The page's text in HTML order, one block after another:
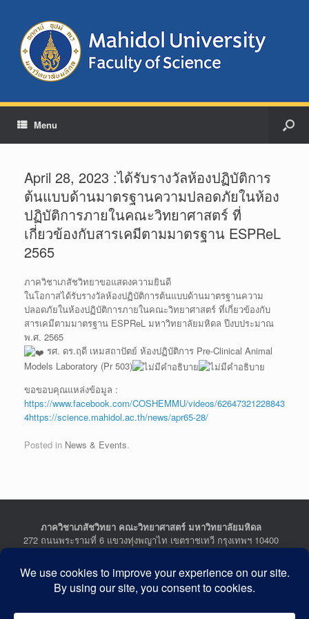
Menu
April 28, 2023 :ได้รับรางวัลห้องปฏิบัติการ
ต้นแบบด้านมาตรฐานความปลอดภัยในห้อง
ปฏิบัติการภายในคณะวิทยาศาสตร์ ที่
เกี่ยวข้องกับสารเคมีตามมาตรฐาน ESPReL
2565
ภาควิชาเภสัชวิทยาขอแสดงความยินดี
ในโอกาสได้รับรางวัลห้องปฏิบัติการต้นแบบด้านมาตรฐานความ
ปลอดภัยในห้องปฏิบัติการภายในคณะวิทยาศาสตร์ ที่เกี่ยวข้องกับ
สารเคมีตามมาตรฐาน ESPReL มหาวิทยาลัยมหิดล ปีงบประมาณ
พ.ศ. 2565
รศ. ดร.ฤดี เหมสถาปัตย์ ห้องปฏิบัติการ Pre-Clinical Animal
Models Laboratory (Pr 503)
ขอขอบคุณแหล่งข้อมูล :
https://www.facebook.com/COSHEMMU/videos/62647321228843
4https://science.mahidol.ac.th/news/apr65-28/
Posted in News & Events.
ภาควิชาเภสัชวิทยา คณะวิทยาศาสตร์ มหาวิทยาลัยมหิดล
272 ถนนพระรามที่ 6 แขวงทุ่งพญาไท เขตราชเทวี กรุงเทพฯ 10400
Department of Pharmacology, Faculty of Science, Mahidol
University
272 Rama VI Road, Ratchathewi District, Bangkok 10400